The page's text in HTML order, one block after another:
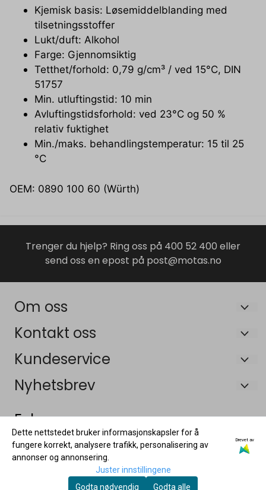
Kjemisk basis: Løsemiddelblanding med
tilsetningsstoffer
Lukt/duft: Alkohol
Farge: Gjennomsiktig
Tetthet/forhold: 0,79 g/cm³ / ved 15°C, DIN
51757
Min. utluftingstid: 10 min
Avluftingstidsforhold: ved 23°C og 50 %
relativ fuktighet
Min./maks. behandlingstemperatur: 15 til 25
°C
OEM: 0890 100 60 (Würth)
Trenger du hjelp? Ring oss på 400 52 400 eller
send oss en epost på post@motas.no
Om oss
Maskin og Tilhengersenteret AS
Org. nr. 926448315 MVA
Tlf: 40052400
post@motas.no
Kontakt oss
Om oss
Frakt og retur
Personvernerklæring
Garanti og reklamasjon
Våre tilhenger forhandlere
Kundeservice
Om oss
Personvernerklæring
Garanti og reklamasjon
Våre tilhenger forhandlere
Nyhetsbrev
E-post
Registrer deg
Følg oss:
Dette nettstedet bruker informasjonskapsler for å
fungere korrekt, analysere trafikk, personalisering av
annonser og annonsering.
Drevet av
Juster innstillingene
Godta nødvendig
Godta alle